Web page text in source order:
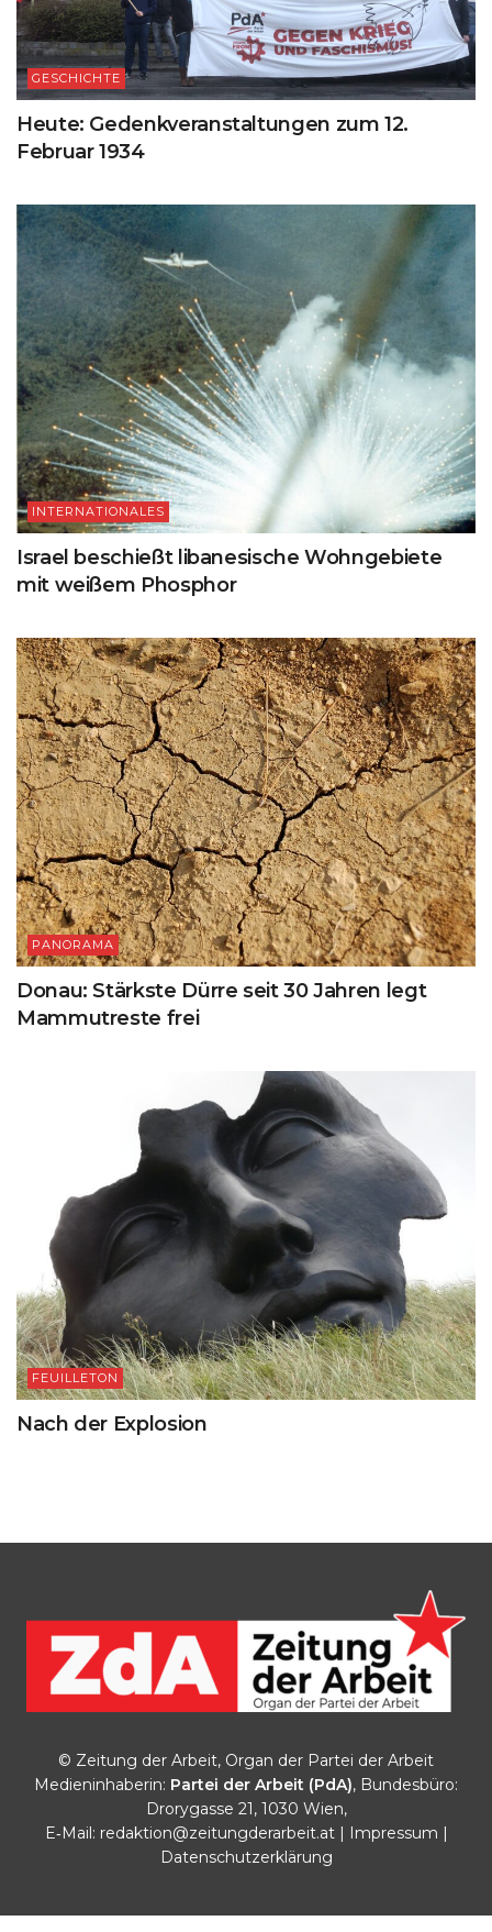
GESCHICHTE
Heute: Gedenkveranstaltungen zum 12.
Februar 1934
INTERNATIONALES
Israel beschießt libanesische Wohngebiete
mit weißem Phosphor
PANORAMA
Donau: Stärkste Dürre seit 30 Jahren legt
Mammutreste frei
FEUILLETON
Nach der Explosion
© Zeitung der Arbeit, Organ der Partei der Arbeit
Medieninhaberin: Partei der Arbeit (PdA), Bundesbüro:
Drorygasse 21, 1030 Wien,
E‑Mail: redaktion@zeitungderarbeit.at| Impressum |
Datenschutzerklärung